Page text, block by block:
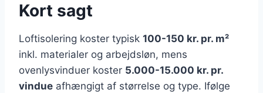
Kort sagt
Loftisolering koster typisk 100-150 kr. pr. m²
inkl. materialer og arbejdsløn, mens
ovenlysvinduer koster 5.000-15.000 kr. pr.
vindue afhængigt af størrelse og type. Ifølge